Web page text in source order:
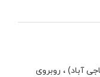
آباد) ، روبروی